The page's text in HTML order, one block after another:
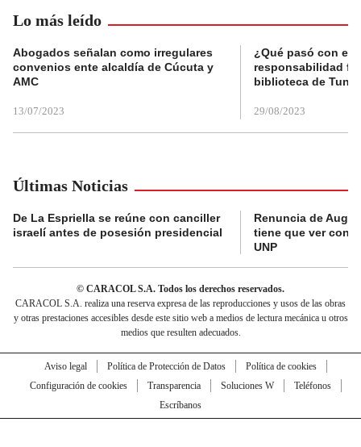
Lo más leído
Abogados señalan como irregulares
convenios ente alcaldía de Cúcuta y
AMC
13/07/2023
¿Qué pasó con el
responsabilidad
biblioteca de
29/08/2023
Últimas Noticias
De La Espriella se reúne con canciller
israelí antes de posesión presidencial
Renuncia de
tiene que ver con
UNP
© CARACOL S.A. Todos los derechos reservados.
CARACOL S.A. realiza una reserva expresa de las reproducciones y usos de las obras
y otras prestaciones accesibles desde este sitio web a medios de lectura mecánica u otros
medios que resulten adecuados.
Aviso legal Política de Protección de Datos
Política de cookies
Configuración de cookies
Transparencia Soluciones W
Teléfonos
Escríbanos